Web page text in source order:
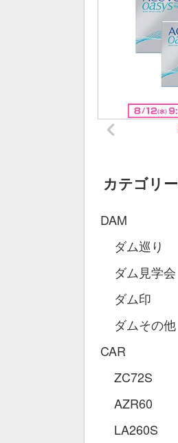
カテゴリー
DAM
ダム巡り
ダム見学会
ダム印
ダムその他
CAR
ZC72S
AZR60
LA260S